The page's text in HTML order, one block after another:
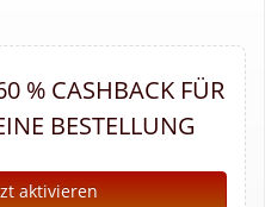
% CASHBACK FÜR
BESTELLUNG
aktivieren